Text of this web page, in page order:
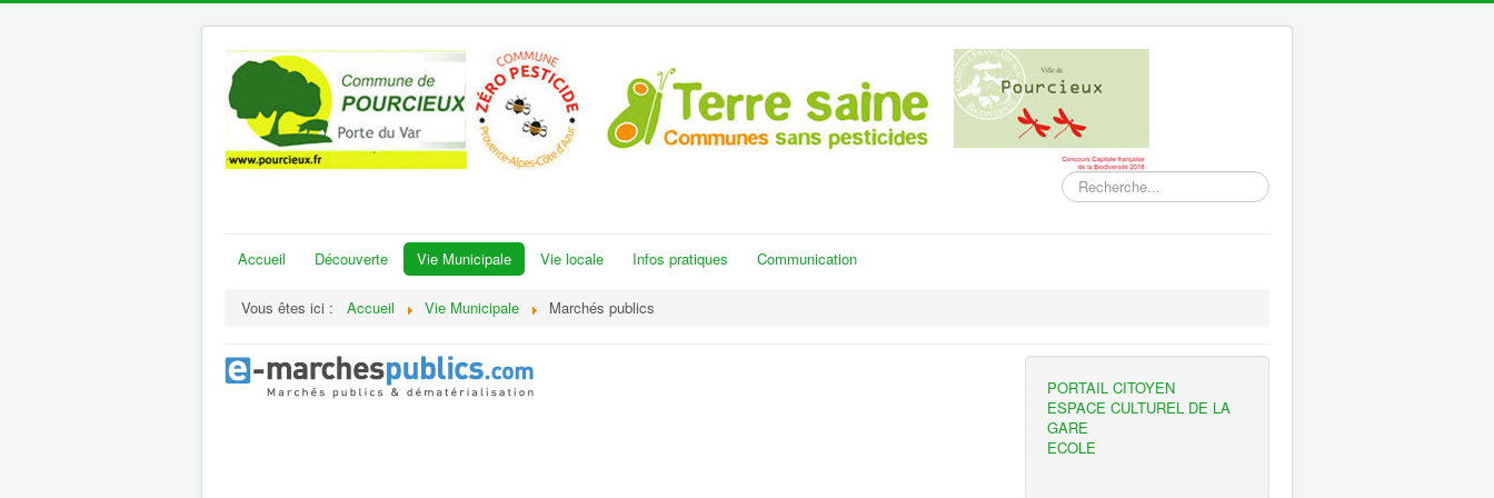
Rechercher
Accueil Découverte Vie Municipale Vie locale Infos pratiques Communication
Vous êtes ici : Accueil Vie Municipale Marchés publics
PORTAIL CITOYEN
ESPACE CULTUREL DE LA
GARE
ECOLE